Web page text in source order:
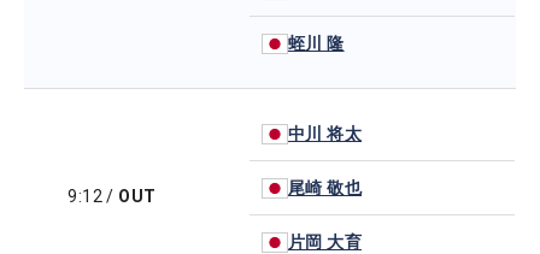
蛭川 隆
9:12/ OUT
中川 将太
尾崎 敬也
片岡 大育